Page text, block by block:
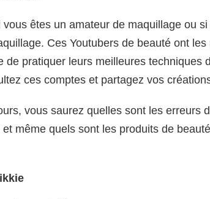
vous êtes un amateur de maquillage ou
Ces Youtubers de beauté ont
de pratiquer leurs meilleures techniques
ces comptes et partagez vos
vous saurez quelles sont les erreurs
même quels sont les produits de